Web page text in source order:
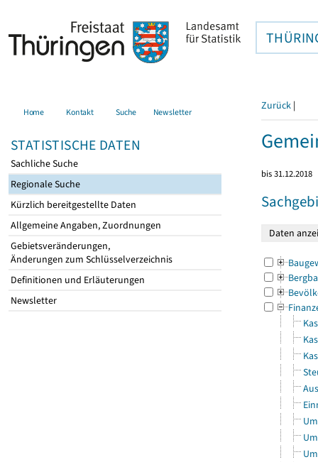
Home Kontakt Suche Newsletter
STATISTISCHE DATEN
Sachliche Suche
Regionale Suche
Kürzlich bereitgestellte Daten
Allgemeine Angaben, Zuordnungen
Gebietsveränderungen,
Änderungen zum Schlüsselverzeichnis
Definitionen und Erläuterungen
Newsletter
Zurück |
bis 31.12.2018